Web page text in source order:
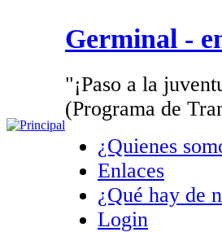
Germinal -
"¡Paso a la
(Programa de
¿Quienes
Enlaces
¿Qué hay de
Login